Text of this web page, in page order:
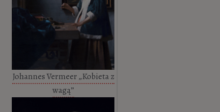
Johannes Vermeer „Kobieta z
wagą”